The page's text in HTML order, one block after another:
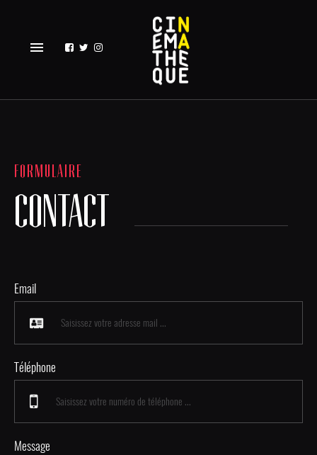
menu
FORMULAIRE
CONTACT
Email
Téléphone
Message